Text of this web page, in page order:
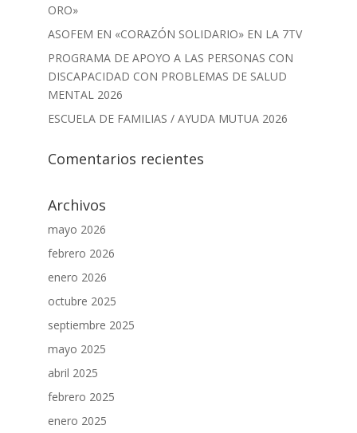
ORO»
ASOFEM EN «CORAZÓN SOLIDARIO» EN LA 7TV
PROGRAMA DE APOYO A LAS PERSONAS CON
DISCAPACIDAD CON PROBLEMAS DE SALUD
MENTAL 2026
ESCUELA DE FAMILIAS / AYUDA MUTUA 2026
Comentarios recientes
Archivos
mayo 2026
febrero 2026
enero 2026
octubre 2025
septiembre 2025
mayo 2025
abril 2025
febrero 2025
enero 2025